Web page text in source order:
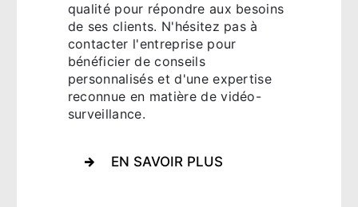
qualité pour répondre aux besoins
de ses clients. N'hésitez pas à
contacter l'entreprise pour
bénéficier de conseils
personnalisés et d'une expertise
reconnue en matière de vidéo-
surveillance.
EN SAVOIR PLUS